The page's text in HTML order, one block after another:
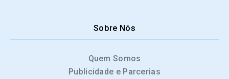
Sobre Nós
Quem Somos
Publicidade e Parcerias